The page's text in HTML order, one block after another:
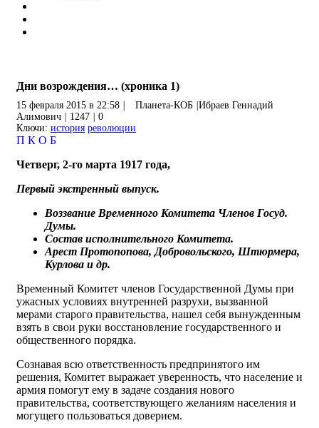
Дни возрождения… (хроника 1)
15 февраля 2015 в 22:58 Планета-КОБ Ибраев Геннадий
Алимович
1247
0
Ключи: история революции
П К О Б
Четверг, 2-го марта 1917 года,
Первый экстренный выпуск.
Воззвание Временного Комитета Членов Госуд.
Думы.
Состав исполнительного Комитета.
Арест Протопопова, Добровольского, Штюрмера,
Курлова и др.
Временный Комитет членов Государственной Думы при
ужасных условиях внутренней разрухи, вызванной
мерами старого правительства, нашел себя вынужденным
взять в свои руки восстановление государственного и
общественного порядка.
Сознавая всю ответственность предпринятого им
решения, Комитет выражает уверенность, что население и
армия помогут ему в задаче создания нового
правительства, соответствующего желаниям населения и
могущего пользоваться доверием.